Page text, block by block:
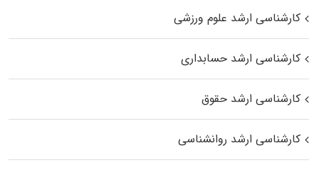
کارشناسی ارشد علوم ورزشی
کارشناسی ارشد حسابداری
کارشناسی ارشد حقوق
کارشناسی ارشد روانشناسی